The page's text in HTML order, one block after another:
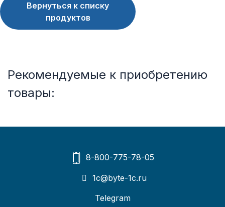
Вернуться к списку
продуктов
Рекомендуемые к приобретению
товары:
8-800-775-78-05
1c@byte-1c.ru
Telegram